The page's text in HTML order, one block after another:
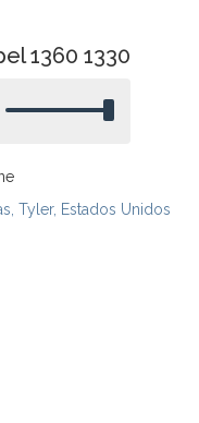
1360 1330
Tyler, Estados Unidos